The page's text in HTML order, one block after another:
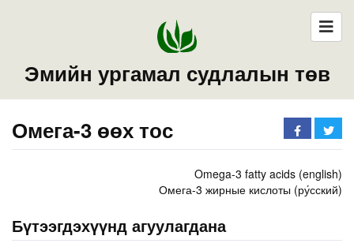
Эмийн ургамал судлалын төв
Омега-3 өөх тос
Omega-3 fatty acids (english)
Омега-3 жирные кислоты (ру́сский)
Бүтээгдэхүүнд агуулагдана